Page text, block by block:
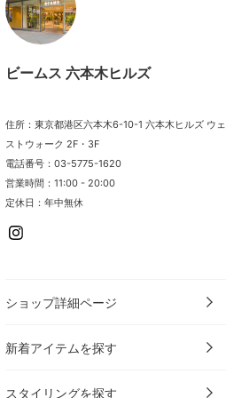
ビームス 六本木ヒルズ
住所：東京都港区六本木6-10-1 六本木ヒルズ ウェ
ストウォーク 2F・3F
電話番号：03-5775-1620
営業時間：11:00 - 20:00
定休日：年中無休
ショップ詳細ページ
新着アイテムを探す
スタイリングを探す